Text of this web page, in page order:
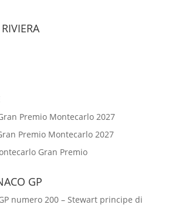
Premio Montecarlo 2027
Premio Montecarlo 2027
Gran Premio
GP
numero 200 – Stewart principe di